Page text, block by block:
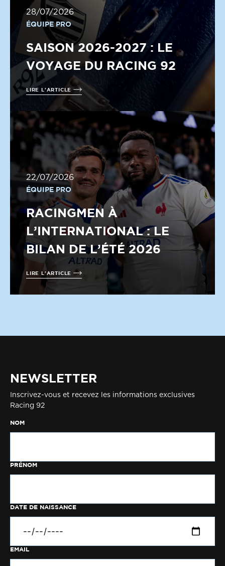
28/07/2026
ÉQUIPE PRO
SAISON 2026-2027 : LE
VOYAGE DU RACING 92
LIRE L'ARTICLE
22/07/2026
ÉQUIPE PRO
RACINGMEN À
L’INTERNATIONAL : LE
BILAN DE L’ÉTÉ 2026
LIRE L'ARTICLE
NEWSLETTER
Inscrivez-vous et recevez les informations exclusives
Racing 92
NOM
PRÉNOM
DATE DE NAISSANCE
EMAIL